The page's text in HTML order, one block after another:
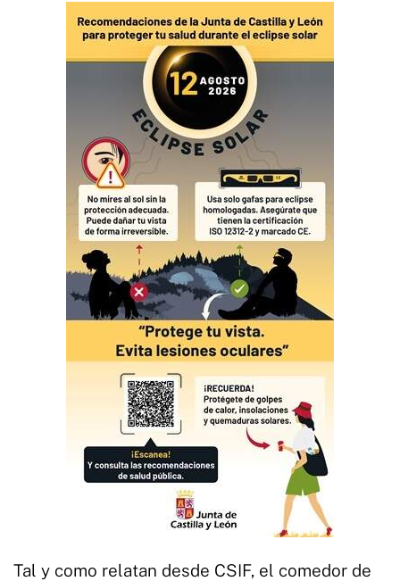
Tal y como relatan desde CSIF, el comedor de